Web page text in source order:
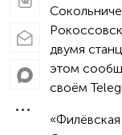
двумя
этом
своём